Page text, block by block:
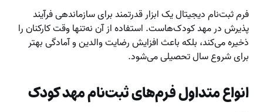
فرم ثبت‌نام دیجیتال یک ابزار قدرتمند برای سازماندهی فرآیند
پذیرش در مهد کودک‌هاست. استفاده از آن نه‌تنها وقت کارکنان را
ذخیره می‌کند، بلکه باعث افزایش رضایت والدین و آمادگی بهتر
برای شروع سال تحصیلی می‌شود.
انواع متداول فرم‌های ثبت‌نام مهد کودک